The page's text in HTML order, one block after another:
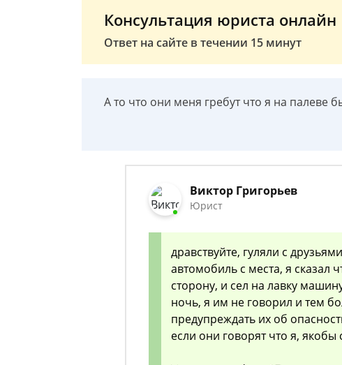
Консультация юриста онлайн
Ответ на сайте в течении 15 минут
А то что они меня гребут что я на палеве
Виктор Григорьев
Юрист
дравствуйте, гуляли с
автомобиль с места, я сказал
сторону, и сел на лавку
ночь, я им не говорил и тем
предупреждать их об
если они говорят что я, якобы